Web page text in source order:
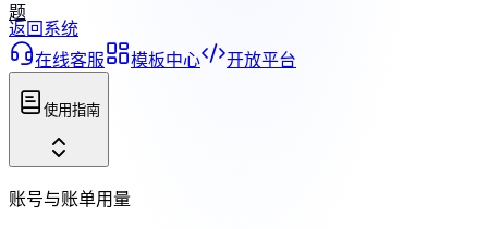
题
返回系统
在线客服
模板中心 开放平台
使用指南
账号与账单用量